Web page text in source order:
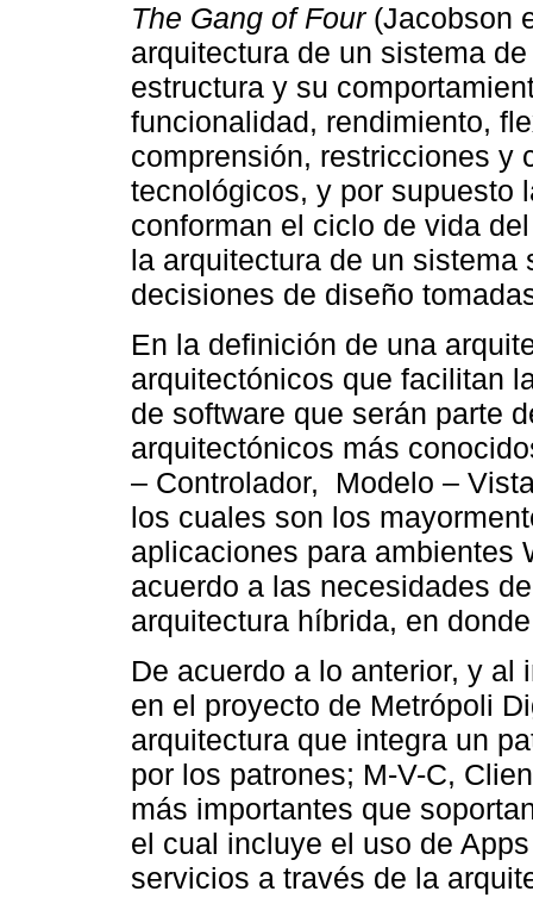
The Gang of Four(Jacobson
arquitectura de un sistema
estructura y su
funcionalidad, rendimiento,
comprensión, restricciones y
tecnológicos, y por supuesto
conforman el ciclo de vida
la arquitectura de un sistema
decisiones de diseño
En la definición de una
arquitectónicos que facilitan
de software que serán parte
arquitectónicos más
– Controlador, Modelo –
los cuales son los
aplicaciones para ambientes
acuerdo a las necesidades
arquitectura híbrida, en
De acuerdo a lo anterior, y
en el proyecto de Metrópoli
arquitectura que integra un
por los patrones; M-V-C,
más importantes que
el cual incluye el uso de
servicios a través de la